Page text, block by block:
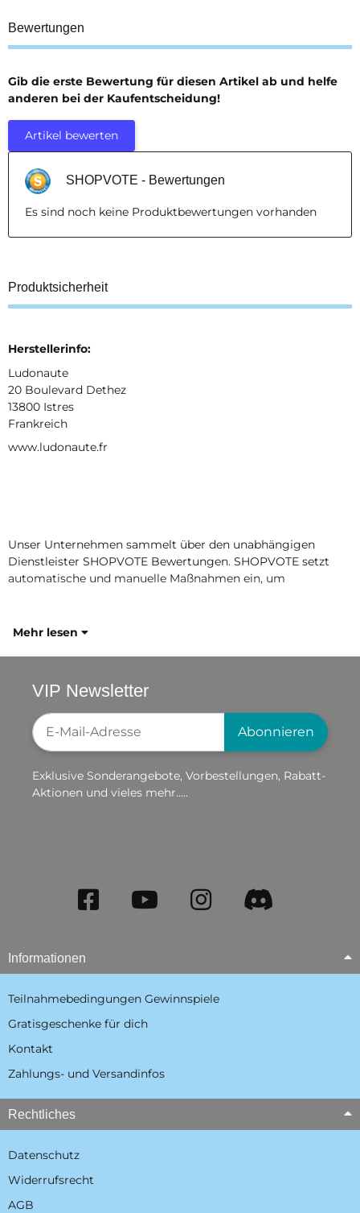
Bewertungen
Gib die erste Bewertung für diesen Artikel ab und helfe
anderen bei der Kaufentscheidung!
Artikel bewerten
SHOPVOTE - Bewertungen
Es sind noch keine Produktbewertungen vorhanden
Produktsicherheit
Herstellerinfo:
Ludonaute
20 Boulevard Dethez
13800 Istres
Frankreich
www.ludonaute.fr
Unser Unternehmen sammelt über den unabhängigen
Dienstleister SHOPVOTE Bewertungen. SHOPVOTE setzt
automatische und manuelle Maßnahmen ein, um
Mehr lesen
VIP Newsletter
Newsletter-Registrierung
Abonnieren
Exklusive Sonderangebote, Vorbestellungen, Rabatt-
Aktionen und vieles mehr.....
Informationen
Teilnahmebedingungen Gewinnspiele
Gratisgeschenke für dich
Kontakt
Zahlungs- und Versandinfos
Rechtliches
Datenschutz
Widerrufsrecht
AGB